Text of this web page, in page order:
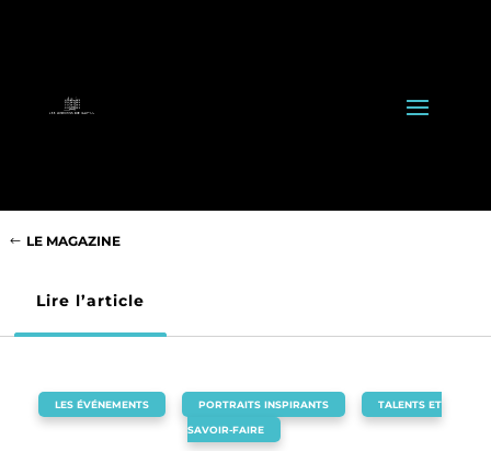
LE MAGAZINE
Lire l’article
LES ÉVÉNEMENTS PORTRAITS INSPIRANTS TALENTS ET
SAVOIR-FAIRE